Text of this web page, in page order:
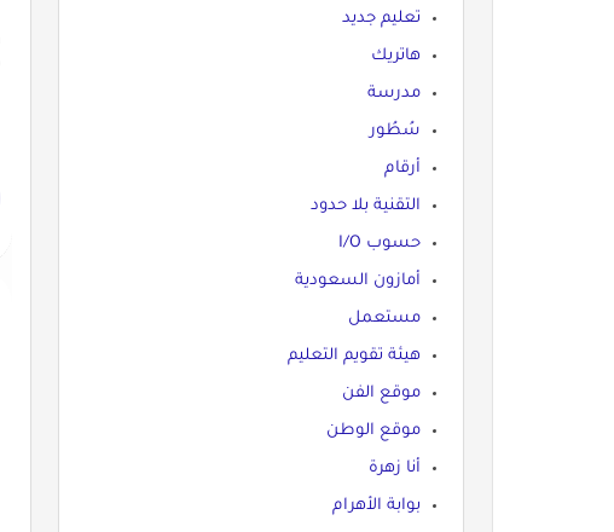
تعليم جديد
هاتريك
مدرسة
سُطُور
أرقام
التقنية بلا حدود
حسوب I/O
أمازون السعودية
مستعمل
هيئة تقويم التعليم
موقع الفن
موقع الوطن
أنا زهرة
بوابة الأهرام